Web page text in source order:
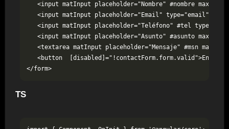
<input matInput placeholder="Nombre" #nombre
<input matInput placeholder="Email" type="email"
<input matInput placeholder="Teléfono" #tel
<input matInput placeholder="Asunto" #asunto
<textarea matInput placeholder="Mensaje" #msn
<button
</form>
TS